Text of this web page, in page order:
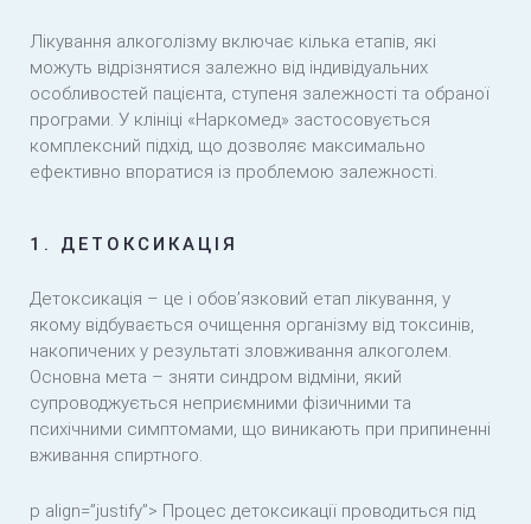
Лікування алкоголізму включає кілька етапів, які
можуть відрізнятися залежно від індивідуальних
особливостей пацієнта, ступеня залежності та обраної
програми. У клініці «Наркомед» застосовується
комплексний підхід, що дозволяє максимально
ефективно впоратися із проблемою залежності.
1. ДЕТОКСИКАЦІЯ
Детоксикація – це і обов’язковий етап лікування, у
якому відбувається очищення організму від токсинів,
накопичених у результаті зловживання алкоголем.
Основна мета – зняти синдром відміни, який
супроводжується неприємними фізичними та
психічними симптомами, що виникають при припиненні
вживання спиртного.
p align=”justify”> Процес детоксикації проводиться під